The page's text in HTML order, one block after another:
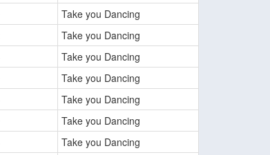
Take you Dancing
Take you Dancing
Take you Dancing
Take you Dancing
Take you Dancing
Take you Dancing
Take you Dancing